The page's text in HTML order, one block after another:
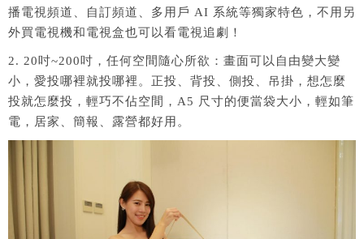
播電視頻道、自訂頻道、多用戶 AI 系統等獨家特色，不用另
外買電視機和電視盒也可以看電視追劇！
2. 20吋~200吋，任何空間隨心所欲：畫面可以自由變大變
小，愛投哪裡就投哪裡。正投、背投、側投、吊掛，想怎麼
投就怎麼投，輕巧不佔空間，A5 尺寸的便當袋大小，輕如筆
電，居家、簡報、露營都好用。